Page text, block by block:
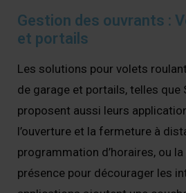
Gestion des ouvrants :
et portails
Les solutions pour volets
de garage et portails, telles que
proposent aussi leurs
l’ouverture et la fermeture à
programmation d’horaires, ou
présence pour décourager les